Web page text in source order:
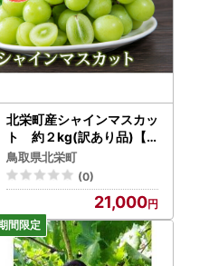
北栄町産シャインマスカッ
ト 約２kg(訳あり品)【9
月上旬以降お届け】
鳥取県北栄町
(0)
21,000